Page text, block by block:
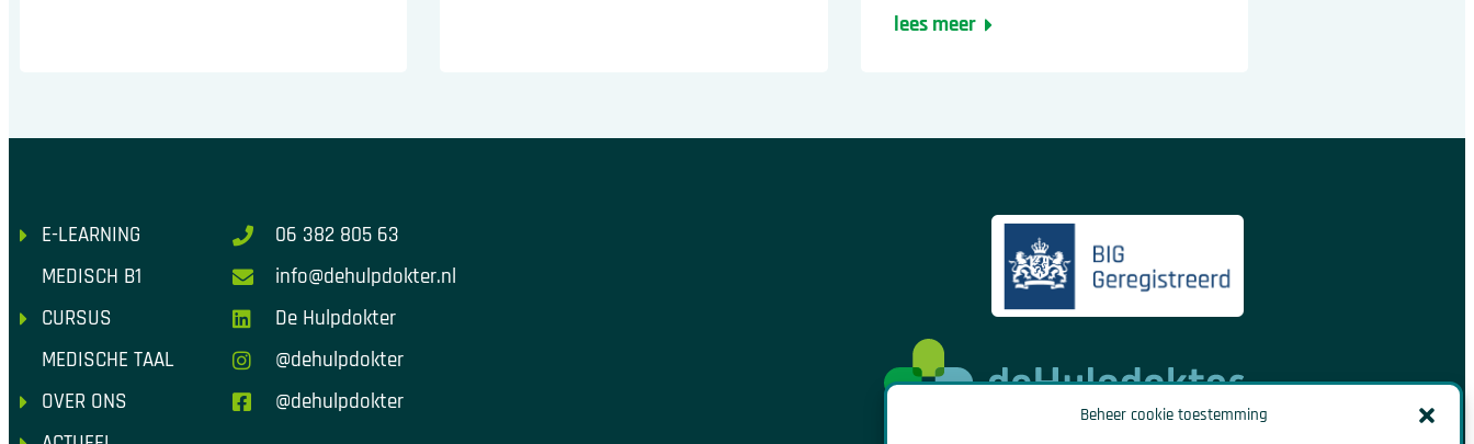
Beheer cookie toestemming
lees meer
E-LEARNING
MEDISCH B1
CURSUS
MEDISCHE TAAL
OVER ONS
06 382 805 63
info@dehulpdokter.nl
De Hulpdokter
@dehulpdokter
@dehulpdokter